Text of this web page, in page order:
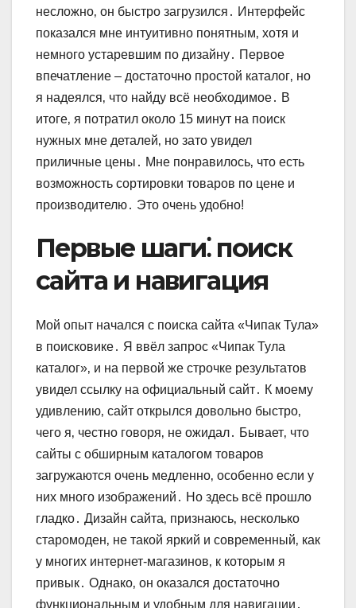
несложно‚ он быстро загрузился․ Интерфейс
показался мне интуитивно понятным‚ хотя и
немного устаревшим по дизайну․ Первое
впечатление – достаточно простой каталог‚ но
я надеялся‚ что найду всё необходимое․ В
итоге‚ я потратил около 15 минут на поиск
нужных мне деталей‚ но зато увидел
приличные цены․ Мне понравилось‚ что есть
возможность сортировки товаров по цене и
производителю․ Это очень удобно!
Первые шаги⁚ поиск
сайта и навигация
Мой опыт начался с поиска сайта «Чипак Тула»
в поисковике․ Я ввёл запрос «Чипак Тула
каталог»‚ и на первой же строчке результатов
увидел ссылку на официальный сайт․ К моему
удивлению‚ сайт открылся довольно быстро‚
чего я‚ честно говоря‚ не ожидал․ Бывает‚ что
сайты с обширным каталогом товаров
загружаются очень медленно‚ особенно если у
них много изображений․ Но здесь всё прошло
гладко․ Дизайн сайта‚ признаюсь‚ несколько
старомоден‚ не такой яркий и современный‚ как
у многих интернет-магазинов‚ к которым я
привык․ Однако‚ он оказался достаточно
функциональным и удобным для навигации․